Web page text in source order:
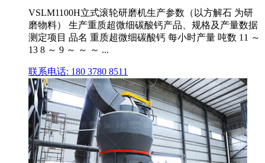
VSLM1100H立式滚轮研磨机生产参数（以方解石 为研
磨物料） 生产重质超微细碳酸钙产品、规格及产量数据
测定项目 品名 重质超微细碳酸钙 每小时产量 吨数 11 ～
13 8 ～ 9 ～ ～ ～ ...
联系电话: 180 3780 8511